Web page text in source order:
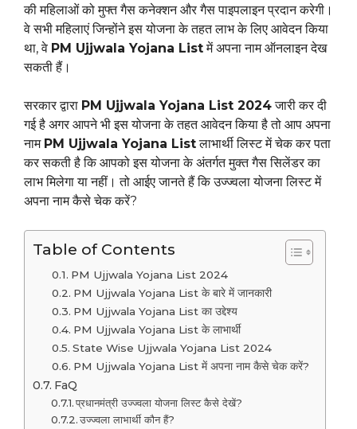
की महिलाओं को मुफ्त गैस कनेक्शन और गैस पाइपलाइन प्रदान करेगी।
वे सभी महिलाएं जिन्होंने इस योजना के तहत लाभ के लिए आवेदन किया
था, वे PM Ujjwala Yojana Listमें अपना नाम ऑनलाइन देख
सकती हैं।
सरकार द्वारा PM Ujjwala Yojana List 2024जारी कर दी
गई है अगर आपने भी इस योजना के तहत आवेदन किया है तो आप अपना
नाम PM Ujjwala Yojana Listलाभार्थी लिस्ट में चेक कर पता
कर सकती है कि आपको इस योजना के अंतर्गत मुक्त गैस सिलेंडर का
लाभ मिलेगा या नहीं। तो आईए जानते हैं कि उज्ज्वला योजना लिस्ट में
अपना नाम कैसे चेक करें?
Table of Contents
PM Ujjwala Yojana List 2024
PM Ujjwala Yojana List के बारे में जानकारी
PM Ujjwala Yojana List का उद्देश्य
PM Ujjwala Yojana List के लाभार्थी
State Wise Ujjwala Yojana List 2024
PM Ujjwala Yojana List में अपना नाम कैसे चेक करें?
FaQ
प्रधानमंत्री उज्ज्वला योजना लिस्ट कैसे देखें?
उज्ज्वला लाभार्थी कौन हैं?